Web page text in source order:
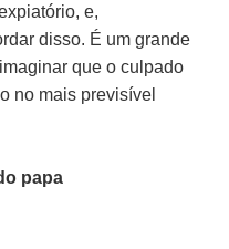
e,
disso. É um grande
que o culpado
no mais previsível
papa